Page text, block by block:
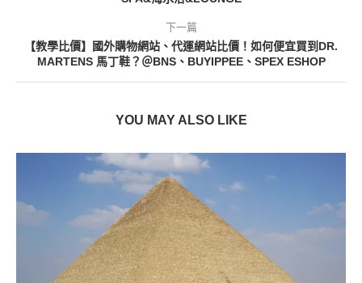
下一篇
【教學比價】國外購物網站、代運網站比價！如何便宜買到DR.
MARTENS 馬丁鞋？＠BNS、BUYIPPEE、SPEX ESHOP
YOU MAY ALSO LIKE